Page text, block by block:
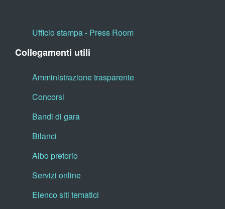
Ufficio stampa - Press Room
Collegamenti utili
Amministrazione trasparente
Concorsi
Bandi di gara
Bilanci
Albo pretorio
Servizi online
Elenco siti tematici